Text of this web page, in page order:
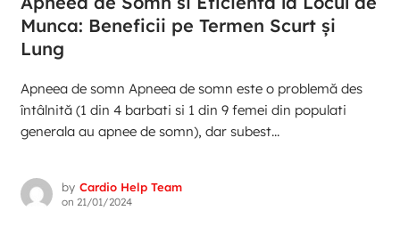
Munca: Beneficii pe Termen Scurt și
Lung
Apneea de somn Apneea de somn este o problemă des
întâlnită (1 din 4 barbati si 1 din 9 femei din populati
generala au apnee de somn), dar subest...
by Cardio Help Team
on 21/01/2024